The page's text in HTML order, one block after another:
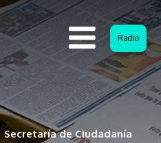
Radio
Secretaría de Ciudadanía